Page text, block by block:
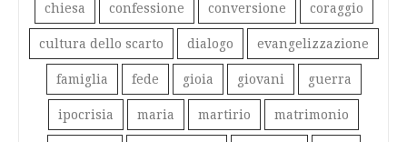
chiesa confessione conversione coraggio
cultura dello scarto dialogo evangelizzazione
famiglia fede gioia giovani guerra
ipocrisia maria martirio matrimonio